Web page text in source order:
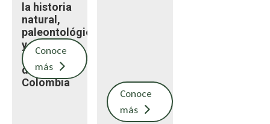
la historia
natural,
paleontológica
y
arqueológica
de
Colombia
Conoce
más
Conoce
más